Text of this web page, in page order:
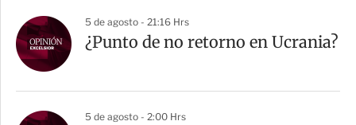
5 de agosto - 21:16 Hrs
¿Punto de no retorno en Ucrania?
5 de agosto - 2:00 Hrs